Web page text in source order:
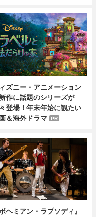
ズニー・アニメーション
作に話題のシリーズが
登場！年末年始に観たい
＆海外ドラマ
PR
ボヘミアン・ラプソディ』